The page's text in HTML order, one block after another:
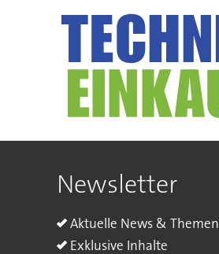
Newsletter
Aktuelle News & Themen
Exklusive Inhalte